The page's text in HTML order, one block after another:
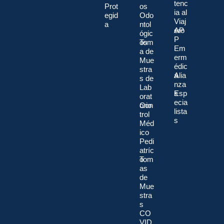
Prot
egid
a
os
Odo
ntol
ógic
os
Tom
a de
Mue
stra
s de
Lab
orat
orio
Con
trol
Méd
ico
Pedi
atríc
o
Tom
as
de
Mue
stra
s
CO
VID
tenc
ia al
Viaj
ero
AP
P
Em
erm
édic
a
Alia
nza
s
Esp
ecia
lista
s